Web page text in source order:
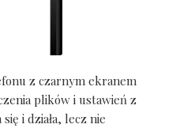
z czarnym ekranem
plików i ustawień z
i działa, lecz nie